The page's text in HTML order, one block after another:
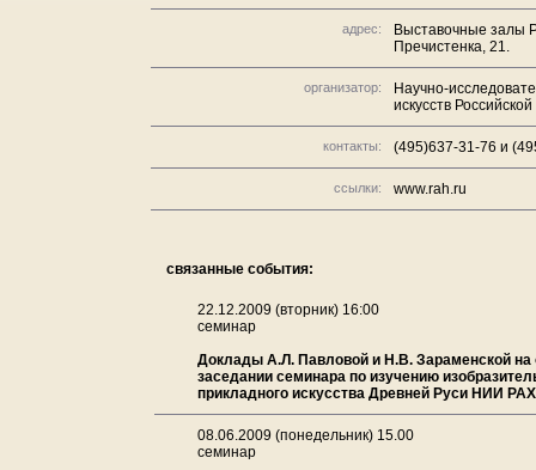
адрес:
Выставочные залы
Пречистенка, 21.
организатор:
Научно-
искусств
контакты: (495)637-31-76 и
ссылки: www.rah.ru
связанные события:
22.12.2009 (вторник) 16:00
семинар
Доклады А.Л. Павловой и Н.В. Зараменской на
заседании семинара по изучению
прикладного искусства Древней Руси НИИ РАХ
08.06.2009 (понедельник) 15.00
семинар